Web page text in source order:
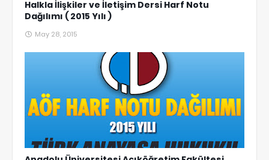
Halkla İlişkiler ve İletişim Dersi Harf Notu
Dağılımı ( 2015 Yılı )
May 28, 2015